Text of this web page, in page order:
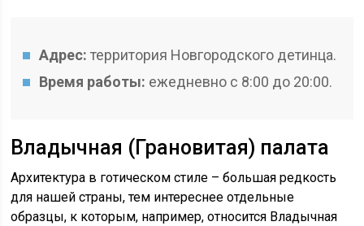
Адрес: территория Новгородского детинца.
Время работы: ежедневно с 8:00 до 20:00.
Владычная (Грановитая) палата
Архитектура в готическом стиле – большая редкость
для нашей страны, тем интереснее отдельные
образцы, к которым, например, относится Владычная